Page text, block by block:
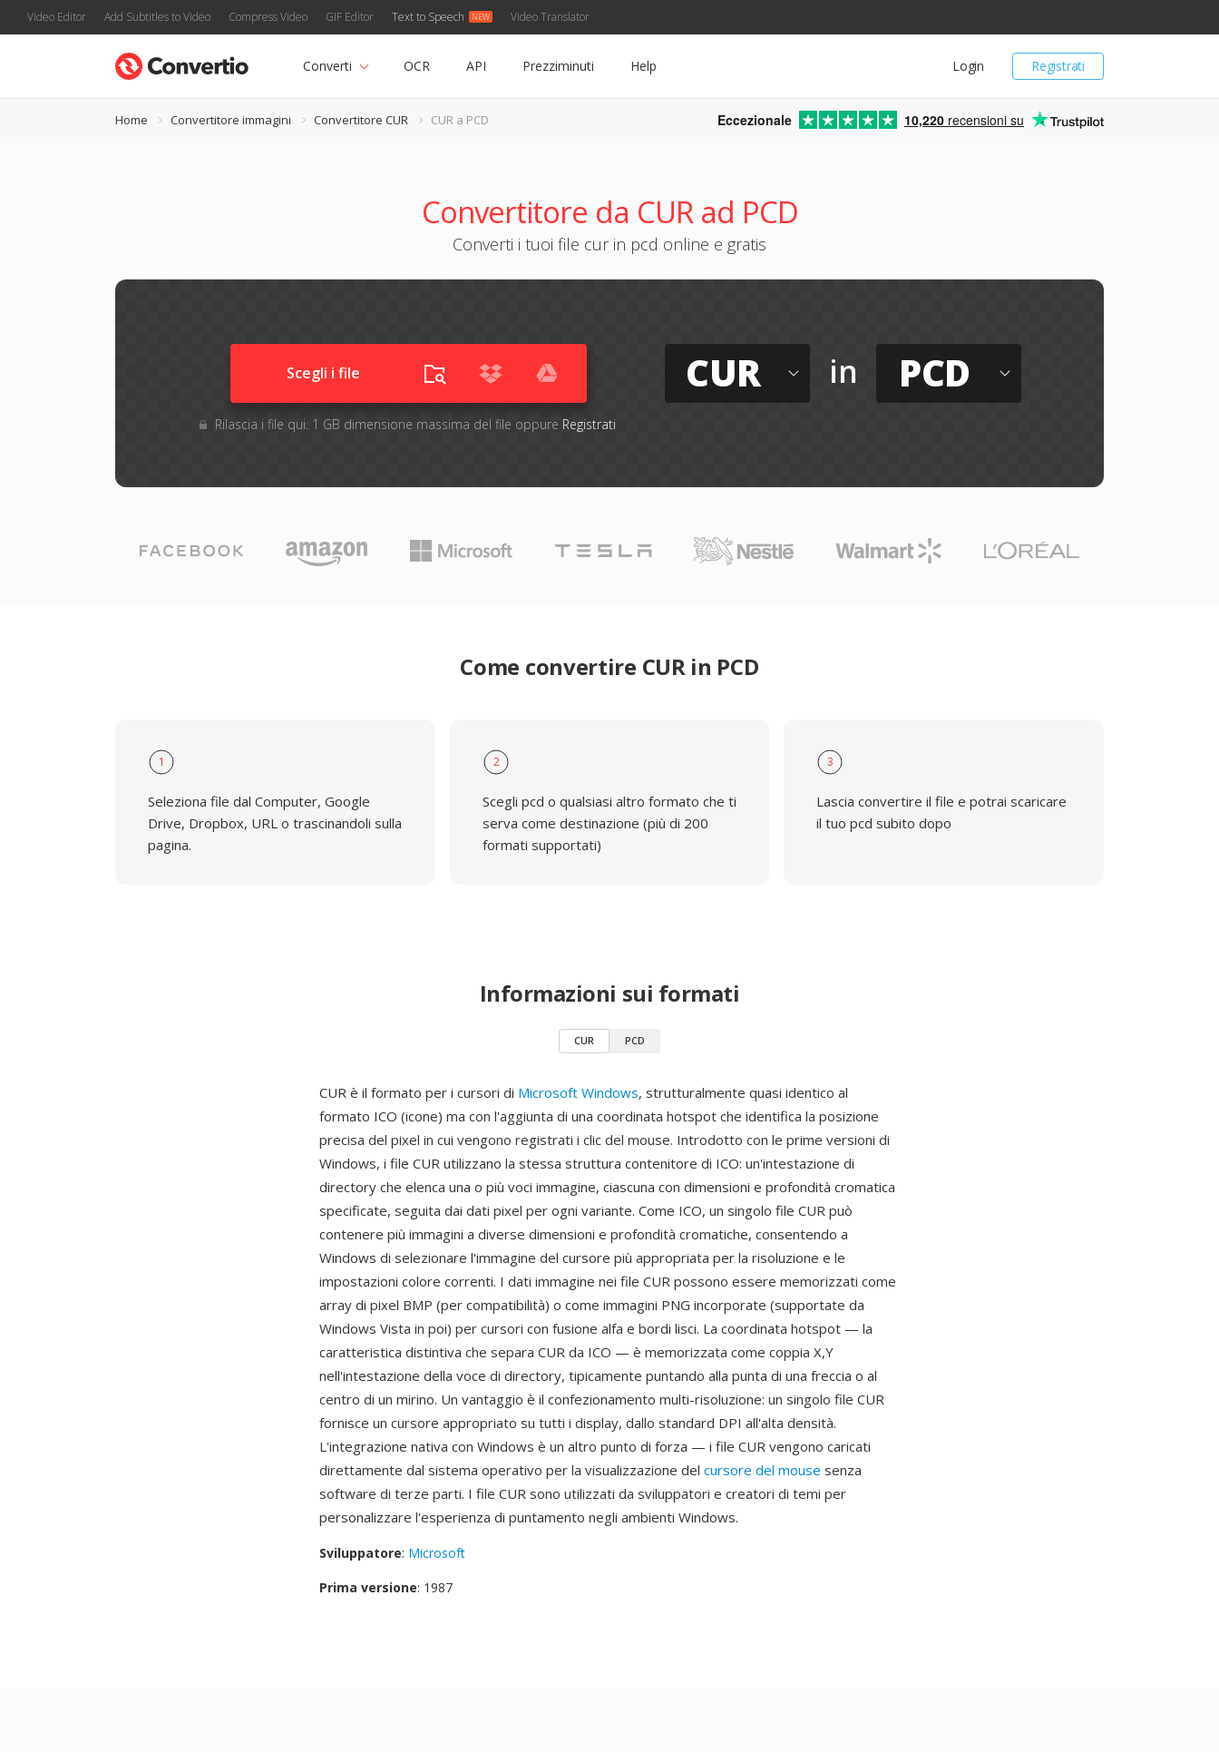
Video Editor Add Subtitles to Video Compress Video GIF Editor Text to Speech Video Translator
Registrati
Login
Converti OCR API Prezziminuti Help
Home Convertitore immagini Convertitore CUR CUR a PCD Eccezionale 10,220 recensioni su
Convertitore da CUR ad PCD
Converti i tuoi file cur in pcd online e gratis
Scegli i file
Rilascia i file qui. 1 GB dimensione massima del file oppure Registrati
CUR in PCD
Come convertire CUR in PCD
1
Seleziona file dal Computer, Google
Drive, Dropbox, URL o trascinandoli sulla
pagina.
2
Scegli pcd o qualsiasi altro formato che ti
serva come destinazione (più di 200
formati supportati)
3
Lascia convertire il file e potrai scaricare
il tuo pcd subito dopo
Informazioni sui formati
CUR PCD
CUR è il formato per i cursori di Microsoft Windows, strutturalmente quasi identico al
formato ICO (icone) ma con l'aggiunta di una coordinata hotspot che identifica la posizione
precisa del pixel in cui vengono registrati i clic del mouse. Introdotto con le prime versioni di
Windows, i file CUR utilizzano la stessa struttura contenitore di ICO: un'intestazione di
directory che elenca una o più voci immagine, ciascuna con dimensioni e profondità cromatica
specificate, seguita dai dati pixel per ogni variante. Come ICO, un singolo file CUR può
contenere più immagini a diverse dimensioni e profondità cromatiche, consentendo a
Windows di selezionare l'immagine del cursore più appropriata per la risoluzione e le
impostazioni colore correnti. I dati immagine nei file CUR possono essere memorizzati come
array di pixel BMP (per compatibilità) o come immagini PNG incorporate (supportate da
Windows Vista in poi) per cursori con fusione alfa e bordi lisci. La coordinata hotspot — la
caratteristica distintiva che separa CUR da ICO — è memorizzata come coppia X,Y
nell'intestazione della voce di directory, tipicamente puntando alla punta di una freccia o al
centro di un mirino. Un vantaggio è il confezionamento multi-risoluzione: un singolo file CUR
fornisce un cursore appropriato su tutti i display, dallo standard DPI all'alta densità.
L'integrazione nativa con Windows è un altro punto di forza — i file CUR vengono caricati
direttamente dal sistema operativo per la visualizzazione del cursore del mouse senza
software di terze parti. I file CUR sono utilizzati da sviluppatori e creatori di temi per
personalizzare l'esperienza di puntamento negli ambienti Windows.
Sviluppatore: Microsoft
Prima versione: 1987